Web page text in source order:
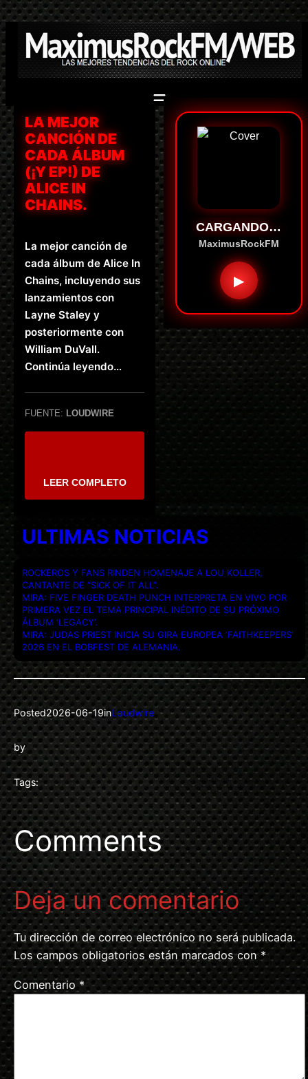
Saltar
al
contenido
LA MEJOR
CANCIÓN DE
CADA ÁLBUM
(¡Y EP!) DE
ALICE IN
CHAINS.
La mejor canción de
cada álbum de Alice In
Chains, incluyendo sus
lanzamientos con
Layne Staley y
posteriormente con
William DuVall.
Continúa leyendo…
FUENTE: LOUDWIRE
LEER COMPLETO
CARGANDO…
MaximusRockFM
▶
ULTIMAS NOTICIAS
ROCKEROS Y FANS RINDEN HOMENAJE A LOU KOLLER,
CANTANTE DE “SICK OF IT ALL”.
MIRA: FIVE FINGER DEATH PUNCH INTERPRETA EN VIVO POR
PRIMERA VEZ EL TEMA PRINCIPAL INÉDITO DE SU PRÓXIMO
ÁLBUM ‘LEGACY’.
MIRA: JUDAS PRIEST INICIA SU GIRA EUROPEA ‘FAITHKEEPERS’
2026 EN EL BOBFEST DE ALEMANIA.
Posted2026-06-19inLoudwire
by
Tags:
Comments
Deja un comentario
Tu dirección de correo electrónico no será publicada.
Los campos obligatorios están marcados con *
Comentario*